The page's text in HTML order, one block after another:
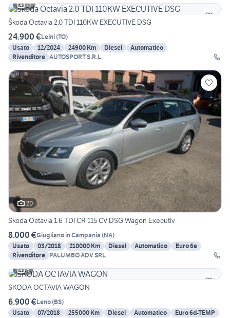
17
Škoda Octavia 2.0 TDI 110KW EXECUTIVE DSG
24.900 €Leini(TO)
Usato
12/2024 24900 Km Diesel
Automatico
Rivenditore AUTOSPORT S.R.L.
20
Skoda Octavia 1.6 TDI CR 115 CV DSG Wagon Executiv
8.000 €Giugliano in Campania (NA)
Usato
03/2018 210000 Km Diesel Automatico
Euro 6e
Rivenditore PALUMBO ADV SRL
5
SKODA OCTAVIA WAGON
6.900 €Leno(BS)
Usato
07/2018 255000 Km Diesel Automatico Euro 6d-TEMP